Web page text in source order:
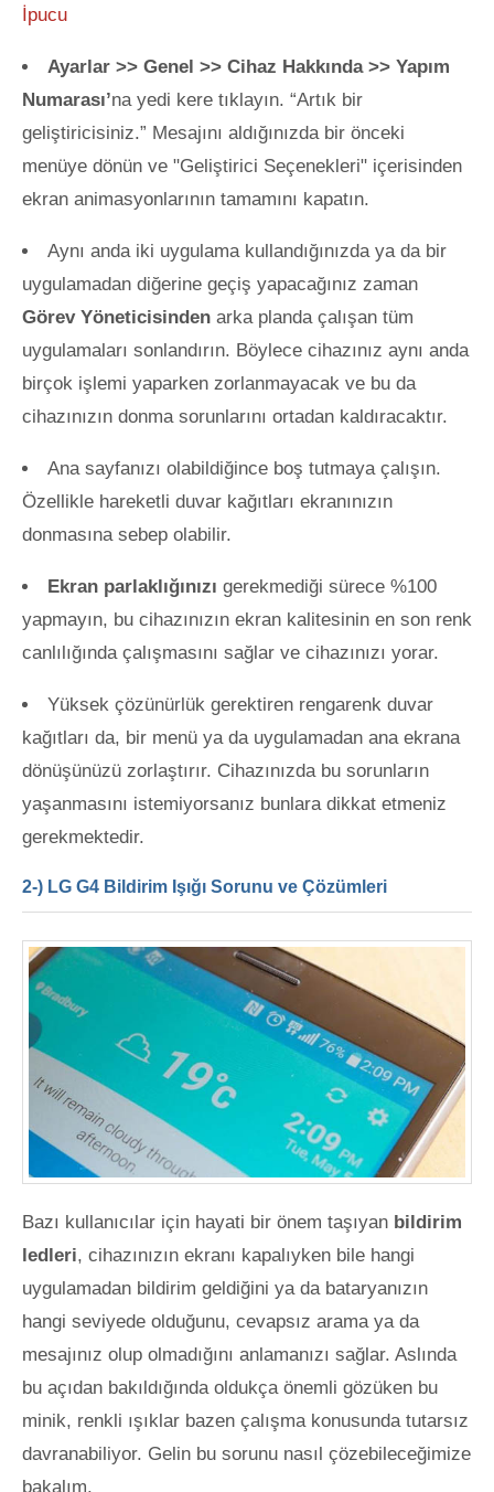
İpucu
Ayarlar >> Genel >> Cihaz Hakkında >> Yapım
Numarası’na yedi kere tıklayın. “Artık bir
geliştiricisiniz.” Mesajını aldığınızda bir önceki
menüye dönün ve "Geliştirici Seçenekleri" içerisinden
ekran animasyonlarının tamamını kapatın.
Aynı anda iki uygulama kullandığınızda ya da bir
uygulamadan diğerine geçiş yapacağınız zaman
Görev Yöneticisinden arka planda çalışan tüm
uygulamaları sonlandırın. Böylece cihazınız aynı anda
birçok işlemi yaparken zorlanmayacak ve bu da
cihazınızın donma sorunlarını ortadan kaldıracaktır.
Ana sayfanızı olabildiğince boş tutmaya çalışın.
Özellikle hareketli duvar kağıtları ekranınızın
donmasına sebep olabilir.
Ekran parlaklığınızı gerekmediği sürece %100
yapmayın, bu cihazınızın ekran kalitesinin en son renk
canlılığında çalışmasını sağlar ve cihazınızı yorar.
Yüksek çözünürlük gerektiren rengarenk duvar
kağıtları da, bir menü ya da uygulamadan ana ekrana
dönüşünüzü zorlaştırır. Cihazınızda bu sorunların
yaşanmasını istemiyorsanız bunlara dikkat etmeniz
gerekmektedir.
2-) LG G4 Bildirim Işığı Sorunu ve Çözümleri
Bazı kullanıcılar için hayati bir önem taşıyan bildirim
ledleri, cihazınızın ekranı kapalıyken bile hangi
uygulamadan bildirim geldiğini ya da bataryanızın
hangi seviyede olduğunu, cevapsız arama ya da
mesajınız olup olmadığını anlamanızı sağlar. Aslında
bu açıdan bakıldığında oldukça önemli gözüken bu
minik, renkli ışıklar bazen çalışma konusunda tutarsız
davranabiliyor. Gelin bu sorunu nasıl çözebileceğimize
bakalım.